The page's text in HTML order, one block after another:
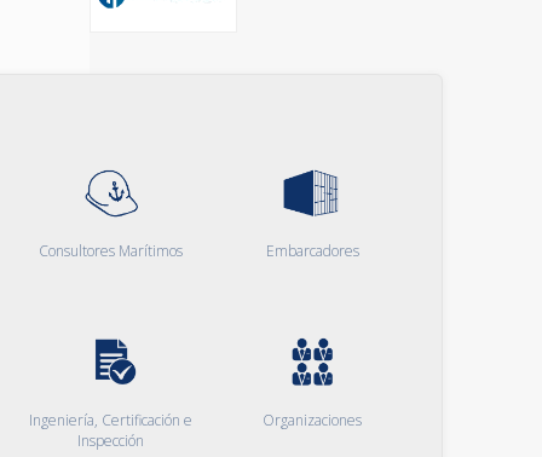
Consultores Marítimos Embarcadores
Ingeniería, Certificación e
Inspección
Organizaciones